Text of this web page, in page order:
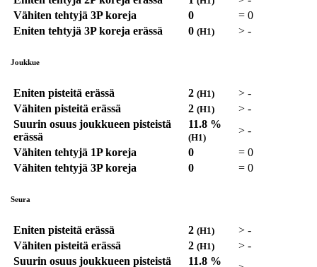
Vähiten tehtyjä 3P koreja
0 = 0
Eniten tehtyjä 3P koreja erässä
0 (H1) > -
Joukkue
Eniten pisteitä erässä 2 (H1) > -
Vähiten pisteitä erässä
2 (H1) > -
Suurin osuus joukkueen pisteistä
erässä
11.8 %
(H1)
> -
Vähiten tehtyjä 1P koreja
0 = 0
Vähiten tehtyjä 3P koreja
0 = 0
Seura
Eniten pisteitä erässä 2 (H1) > -
Vähiten pisteitä erässä
2 (H1) > -
Suurin osuus joukkueen pisteistä
11.8 %